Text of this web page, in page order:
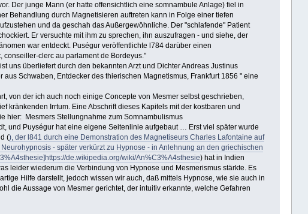
Der junge Mann (er hatte offensichtlich eine somnambule Anlage) fiel in
Behandlung durch Magnetisieren auftreten kann in Folge einer tiefen
und da geschah das Außergewöhnliche. Der "schlafende" Patient
Er versuchte mit ihm zu sprechen, ihn auszufragen - und siehe, der
war entdeckt. Puségur veröffentlichte l784 darüber einen
conseiller-clerc au parlament de Bordeyus."
uns überliefert durch den bekannten Arzt und Dichter Andreas Justinus
aus Schwaben, Entdecker des thierischen Magnetismus, Frankfurt 1856 " eine
von der ich auch noch einige Concepte von Mesmer selbst geschrieben,
kränkenden Irrtum. Eine Abschrift dieses Kapitels mit der kostbaren und
hier: Mesmers Stellungnahme zum Somnambulismus
und Puységur hat eine eigene Seitenlinie aufgebaut … Erst viel später wurde
(), der l841 durch eine Demonstration des Magnetiseurs Charles Lafontaine auf
- später verkürzt zu Hypnose - in Anlehnung an den griechischen
de.wikipedia.org/wiki/An%C3%A4sthesie) hat in Indien
leider wiederum die Verbindung von Hypnose und Mesmerismus stärkte. Es
Hilfe darstellt, jedoch wissen wir auch, daß mittels Hypnose, wie sie auch in
die Aussage von Mesmer gerichtet, der intuitiv erkannte, welche Gefahren